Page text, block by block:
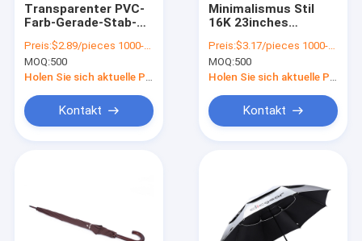
Über uns
Transparenter PVC-
Farb-Gerade-Stab-
Design für alle in
einer Funktion
Preis:$2.89/pieces 1000-4999 pieces
MOQ:500
Holen Sie sich aktuelle Preis
Kontakt
Minimalismus Stil
16K 23inches
Gerader Regenschirm
für alle in 1
Funktionalität
Preis:$3.17/pieces 1000-2999 pieces
MOQ:500
Holen Sie sich aktuelle Preis
Kontakt